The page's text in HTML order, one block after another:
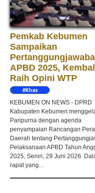
Pemkab Kebumen
Sampaikan
APBD 2025,
Raih Opini WTP
#Khas
KEBUMEN ON NEWS - DPRD
Kabupaten Kebumen
Paripurna dengan agenda
penyampaian Rancangan
Daerah tentang
Pelaksanaan APBD Tahun
2025, Senin, 29 Juni 2026.
rapat yang...